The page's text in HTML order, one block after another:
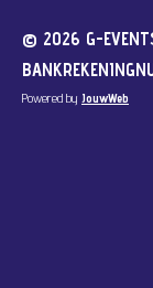
© 2026 G-
Powered by JouwWeb